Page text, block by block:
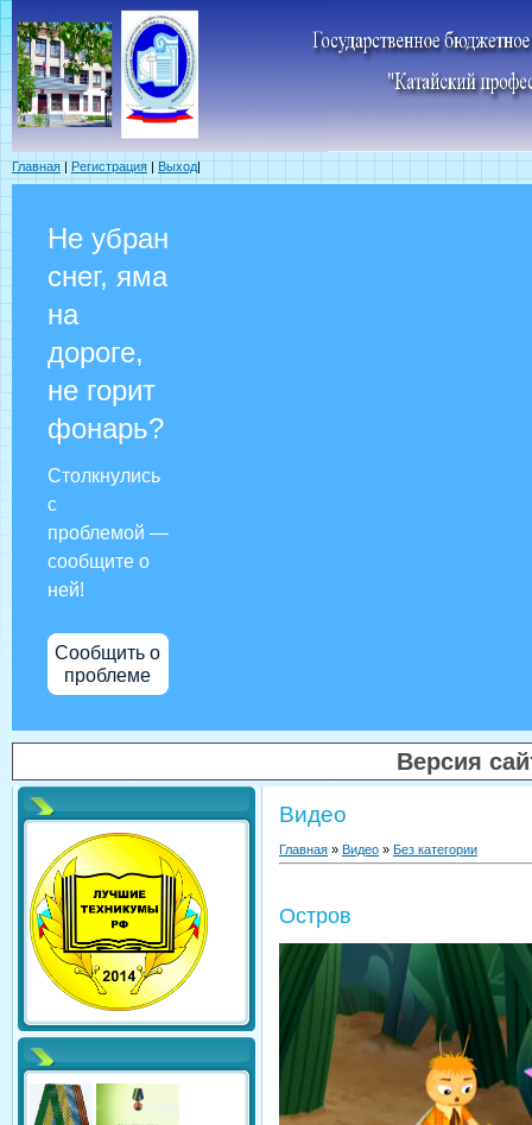
Главная | Регистрация | Выход|
Не убран
снег, яма
на
дороге,
не горит
фонарь?
Столкнулись
с
проблемой —
сообщите о
ней!
Сообщить о
проблеме
Версия
Видео
Главная » Видео » Без категории
Остров